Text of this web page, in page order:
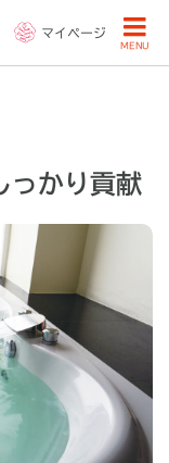
マイページ
MENU
っかり貢献